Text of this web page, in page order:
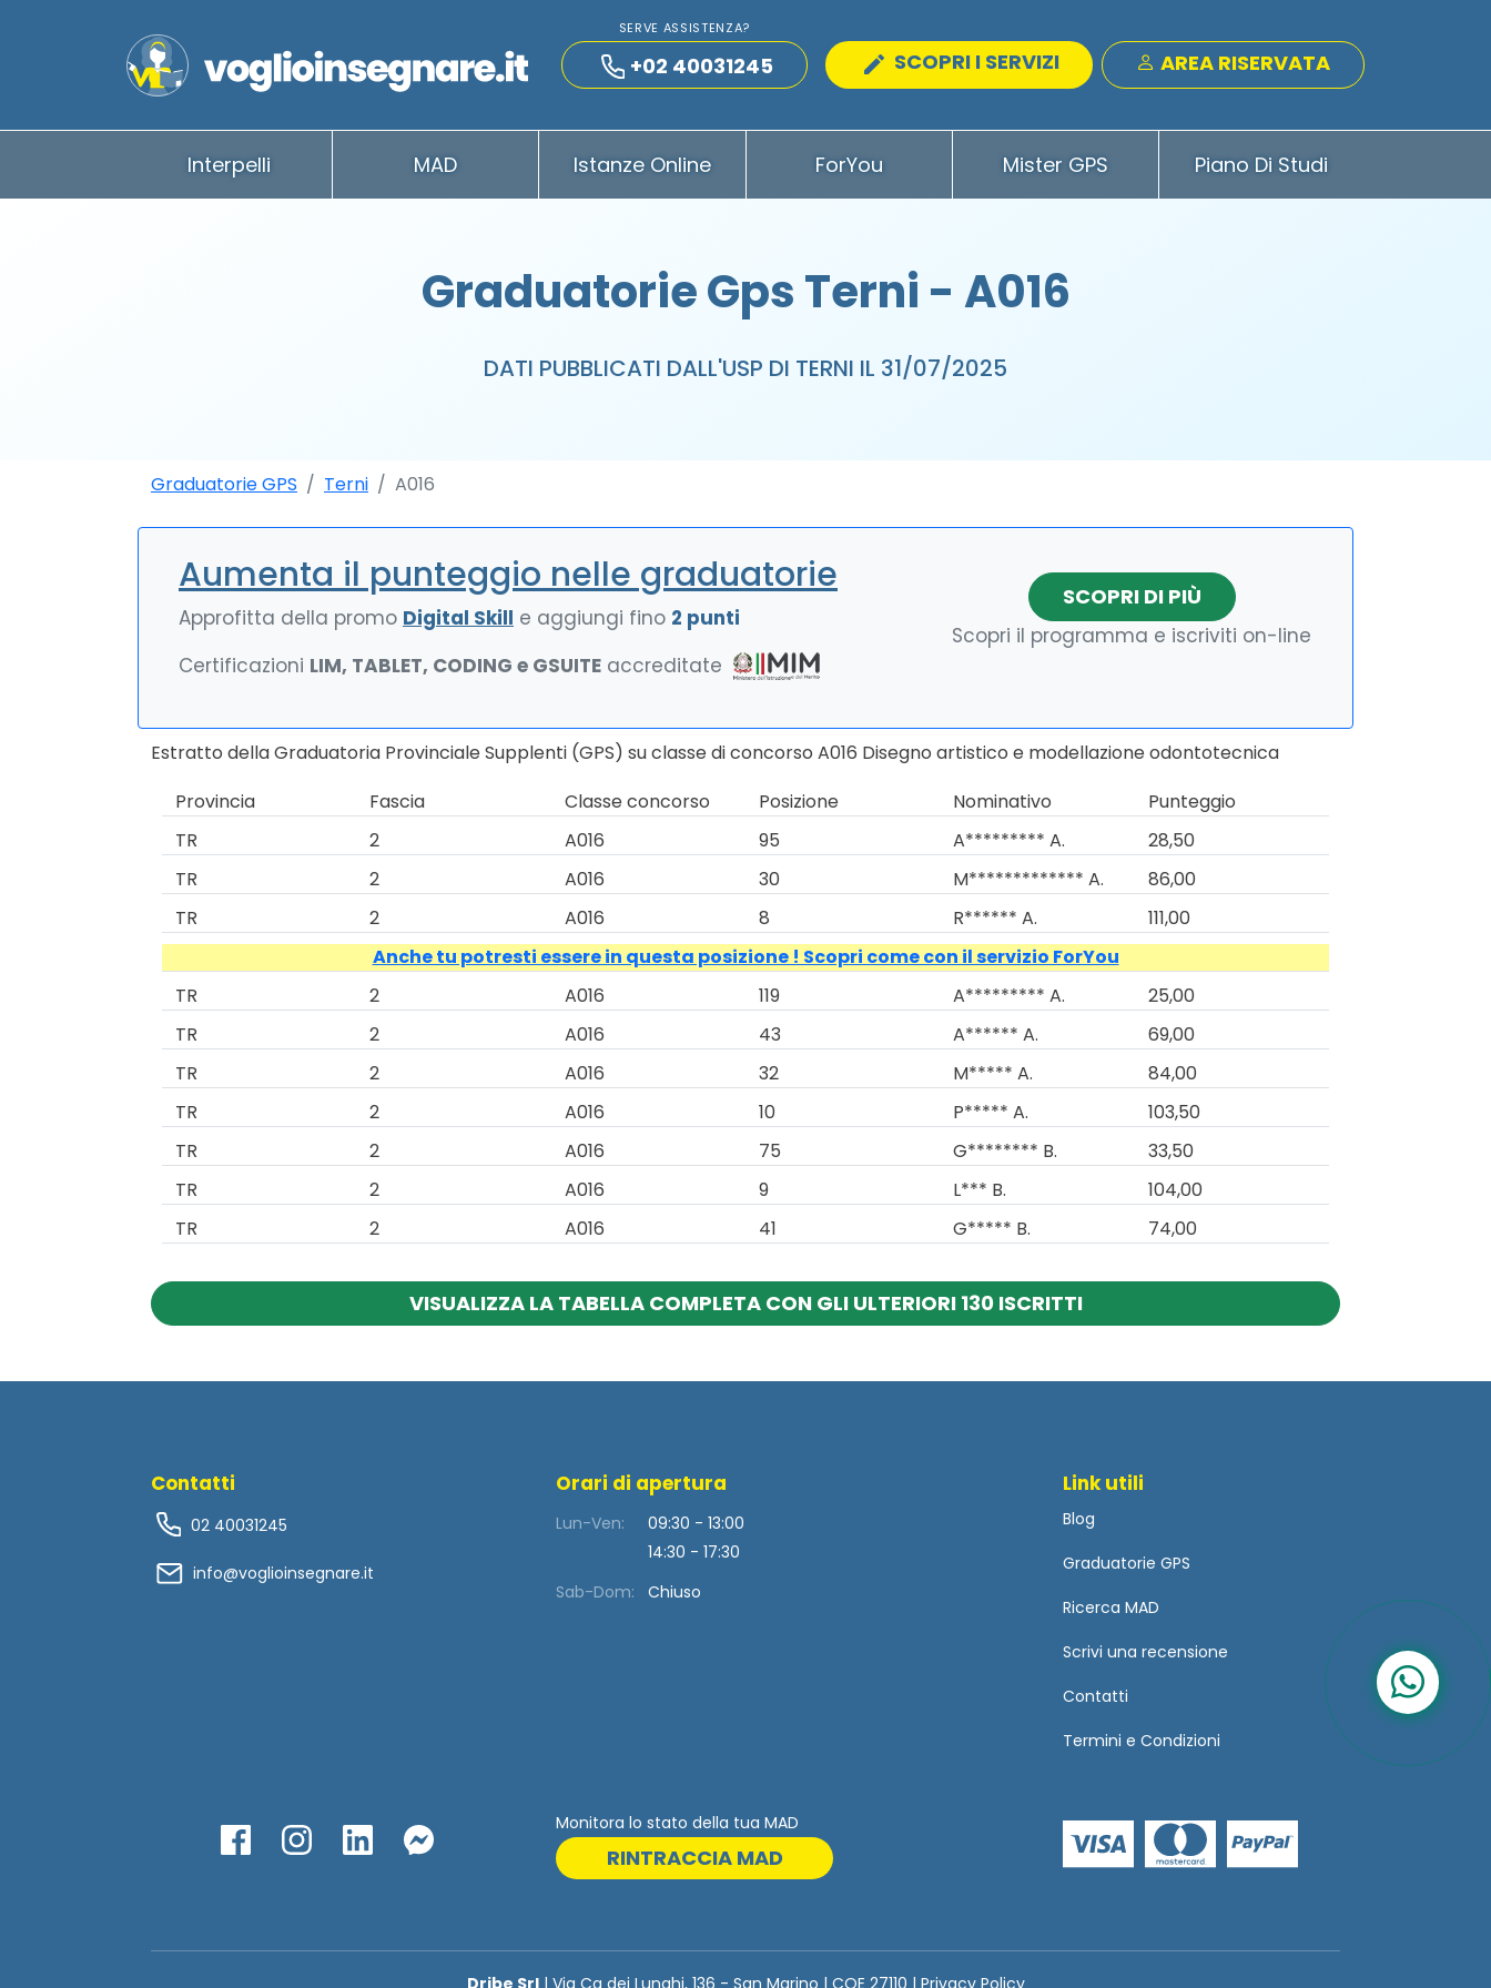
SERVE ASSISTENZA?
+02 40031245 SCOPRI I SERVIZI AREA RISERVATA
Interpelli MAD Istanze Online ForYou Mister GPS Piano Di Studi
Graduatorie Gps Terni - A016
DATI PUBBLICATI DALL'USP DI TERNI IL 31/07/2025
Graduatorie GPS Terni A016
Aumenta il punteggio nelle graduatorie
Approfitta della promo Digital Skill e aggiungi fino 2 punti
Certificazioni LIM, TABLET, CODING e GSUITE accreditate
SCOPRI DI PIÙ
Scopri il programma e iscriviti on-line
Estratto della Graduatoria Provinciale Supplenti (GPS) su classe di concorso A016 Disegno artistico e modellazione odontotecnica
Provincia
Fascia Classe concorso Posizione Nominativo
Punteggio
TR
2 A016 95 A********* A.
28,50
TR
2 A016 30 M************* A.
86,00
TR
2 A016 8 R****** A.
111,00
Anche tu potresti essere in questa posizione ! Scopri come con il servizio ForYou
TR
2 A016 119 A********* A.
25,00
TR
2 A016 43 A****** A.
69,00
TR
2 A016 32 M***** A.
84,00
TR
2 A016 10 P***** A.
103,50
TR
2 A016 75 G******** B.
33,50
TR
2 A016 9 L*** B.
104,00
TR
2 A016 41 G***** B. 74,00
VISUALIZZA LA TABELLA COMPLETA CON GLI ULTERIORI 130 ISCRITTI
Contatti
02 40031245
info@voglioinsegnare.it
Orari di apertura
Lun-Ven:
09:30 - 13:00
14:30 - 17:30
Sab-Dom:
Chiuso
Link utili
Blog
Graduatorie GPS
Ricerca MAD
Scrivi una recensione
Contatti
Termini e Condizioni
Monitora lo stato della tua MAD
RINTRACCIA MAD
Dribe Srl| Via Ca dei Lunghi, 136 - San Marino | COE 27110 | Privacy Policy